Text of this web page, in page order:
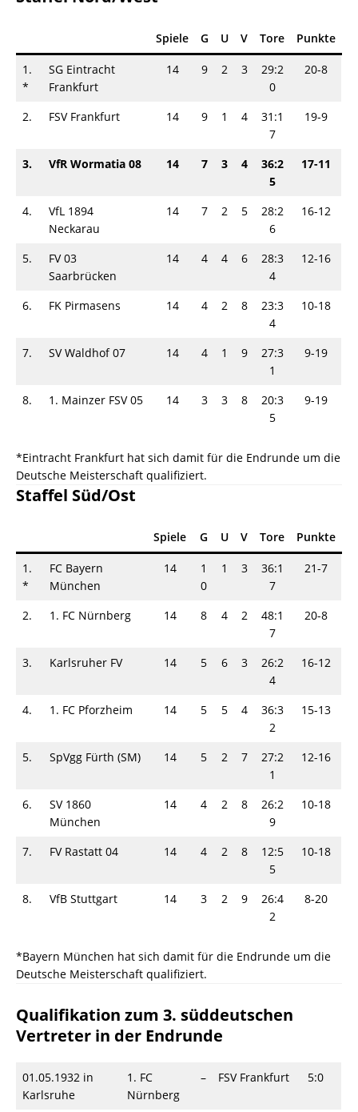
Spiele G U V Tore Punkte
1.
*
SG Eintracht
Frankfurt
14 9 2 3
29:2
0
20-8
2. FSV Frankfurt 14 9 1 4
31:1
7
19-9
3. VfR Wormatia 08 14 7 3 4
36:2
5
17-11
4.
VfL 1894
Neckarau
14 7 2 5
28:2
6
16-12
5.
FV 03
Saarbrücken
14 4 4 6
28:3
4
12-16
6. FK Pirmasens 14 4 2 8
23:3
4
10-18
7. SV Waldhof 07 14 4 1 9
27:3
1
9-19
8. 1. Mainzer FSV 05 14 3 3 8
20:3
5
9-19
*Eintracht Frankfurt hat sich damit für die Endrunde um die
Deutsche Meisterschaft qualifiziert.
Staffel Süd/Ost
Spiele G U V Tore Punkte
1.
*
FC Bayern
München
14
1
0
1 3
36:1
7
21-7
2. 1. FC Nürnberg 14 8 4 2
48:1
7
20-8
3. Karlsruher FV 14 5 6 3
26:2
4
16-12
4. 1. FC Pforzheim 14 5 5 4
36:3
2
15-13
5. SpVgg Fürth (SM) 14 5 2 7
27:2
1
12-16
6.
SV 1860
München
14 4 2 8
26:2
9
10-18
7. FV Rastatt 04 14 4 2 8
12:5
5
10-18
8. VfB Stuttgart 14 3 2 9
26:4
2
8-20
*Bayern München hat sich damit für die Endrunde um die
Deutsche Meisterschaft qualifiziert.
Qualifikation zum 3. süddeutschen
Vertreter in der Endrunde
01.05.1932 in
Karlsruhe
1. FC
Nürnberg
– FSV Frankfurt 5:0